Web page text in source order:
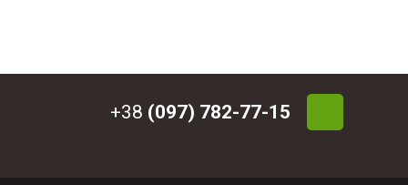
+38 (097) 782-77-15